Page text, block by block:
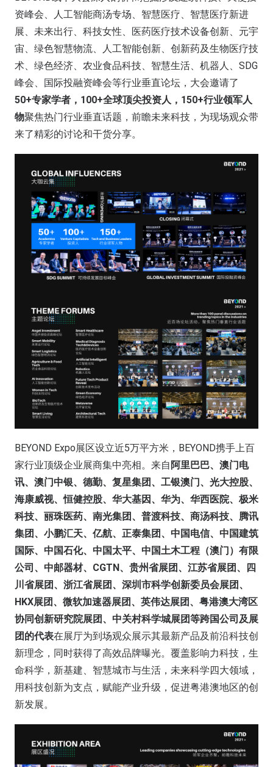
资峰会、人工智能商汤专场、智慧医疗、智慧医疗新进
展、未来出行、科技女性、医药医疗技术设备创新、元宇
宙、绿色智慧物流、人工智能创新、创新药及生物医疗技
术、绿色经济、农业食品科技、智慧生活、机器人、SDG
峰会、国际投融资峰会等行业垂直论坛，大会邀请了
50+专家学者，100+全球顶尖投资人，150+行业领军人
物聚焦热门行业垂直话题，前瞻未来科技，为现场观众带
来了精彩的讨论和干货分享。
BEYOND Expo展区设立近5万平方米，BEYOND携手上百
家行业顶级企业展商集中亮相。来自 阿里巴巴、澳门电
讯、澳门中银、德勤、复星集团、工银澳门、光大控股、
海康威视、恒健控股、华大基因、华为、华西医院、极米
科技、丽珠医药、南光集团、普渡科技、商汤科技、腾讯
集团、小鹏汇天、亿航、正泰集团、中国电信、中国建筑
国际、中国石化、中国太平、中国土木工程（澳门）有限
公司、中邮器材、CGTN、贵州省展团、江苏省展团、四
川省展团、浙江省展团、深圳市科学创新委员会展团、
HKX展团、微软加速器展团、英伟达展团、粤港澳大湾区
协同创新研究院展团、中关村科学城展团等跨国公司及展
团的代表在展厅为到场观众展示其最新产品及前沿科技创
新理念，同时获得了高效品牌曝光。覆盖影响力科技，生
命科学，新基建、智慧城市与生活，未来科学四大领域，
用科技创新为支点，赋能产业升级，促进粤港澳地区的创
新发展。